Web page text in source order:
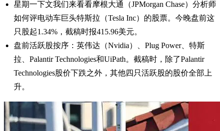
星期一下文我们来看看摩根大通（JPMorgan Chase）分析师
如何评电动车巨头特斯拉（Tesla Inc）的股票。今晚盘前这
只股起1.34%，截稿时报415.96美元。
盘前活跃股按序：英伟达（Nvidia）、Plug Power、特斯
拉、Palantir Technologies和UiPath。截稿时，除了Palantir
Technologies股价下跌之外，其他四只活跃股的股价全部上
升。